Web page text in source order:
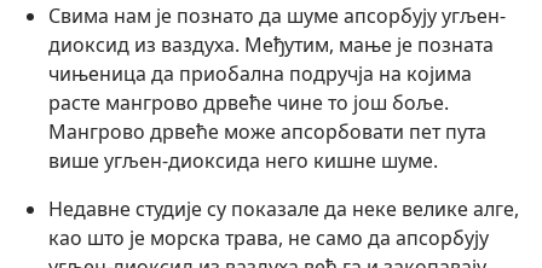
Свима нам је познато да шуме апсорбују угљен-
диоксид из ваздуха. Међутим, мање је позната
чињеница да приобална подручја на којима
расте мангрово дрвеће чине то још боље.
Мангрово дрвеће може апсорбовати пет пута
више угљен-диоксида него кишне шуме.
Недавне студије су показале да неке велике алге,
као што је морска трава, не само да апсорбују